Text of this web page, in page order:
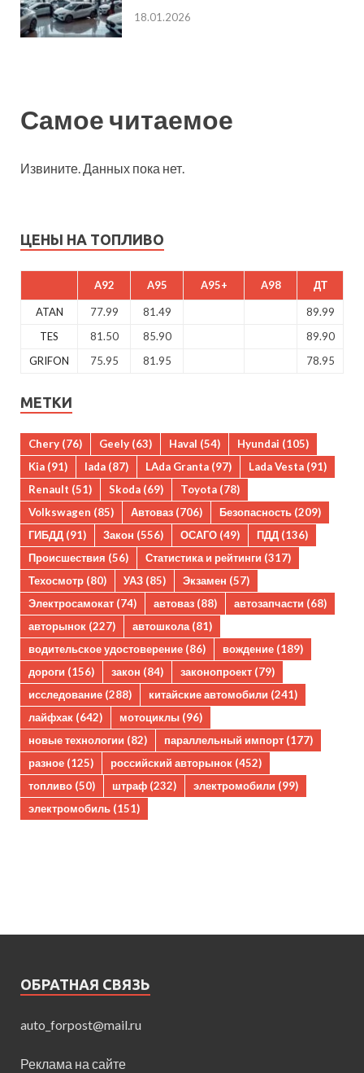
18.01.2026
Самое читаемое
Извините. Данных пока нет.
ЦЕНЫ НА ТОПЛИВО
A92 A95 A95+ A98 ДТ
ATAN 77.99 81.49
89.99
TES
81.50 85.90
89.90
GRIFON
75.95 81.95 78.95
МЕТКИ
Chery (76) Geely (63) Haval (54) Hyundai (105)
Kia (91) lada (87) LAda Granta (97) Lada Vesta (91)
Renault (51) Skoda (69) Toyota (78)
Volkswagen (85) Автоваз (706) Безопасность (209)
ГИБДД (91) Закон (556) ОСАГО (49) ПДД (136)
Происшествия (56) Статистика и рейтинги (317)
Техосмотр (80) УАЗ (85) Экзамен (57)
Электросамокат (74) автоваз (88) автозапчасти (68)
авторынок (227) автошкола(81)
водительское удостоверение (86) вождение (189)
дороги (156) закон (84) законопроект (79)
исследование (288) китайские автомобили (241)
лайфхак (642) мотоциклы (96)
новые технологии (82) параллельный импорт (177)
разное (125) российский авторынок (452)
топливо (50) штраф (232) электромобили (99)
электромобиль (151)
ОБРАТНАЯ СВЯЗЬ
auto_forpost@mail.ru
Реклама на сайте